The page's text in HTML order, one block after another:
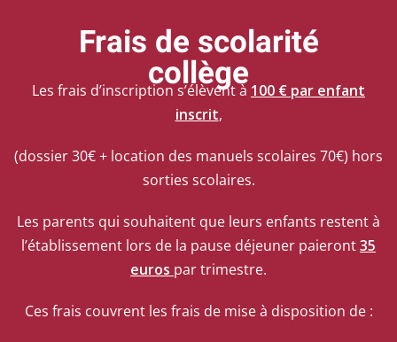
Frais de scolarité
collège
Les frais d’inscription s’élèvent à 100 € par enfant
inscrit,
(dossier 30€ + location des manuels scolaires 70€) hors
sorties scolaires.
Les parents qui souhaitent que leurs enfants restent à
l’établissement lors de la pause déjeuner paieront35
euros par trimestre.
Ces frais couvrent les frais de mise à disposition de :